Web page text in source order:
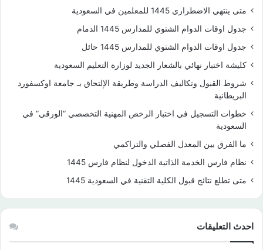
متى ينتهي الاضطراري 1445 للمعلمين في السعودية
جدول اوقات الدوام الشتوي للمدارس 1445 الدمام
جدول اوقات الدوام الشتوي للمدارس 1445 حائل
كليشة اختبار نهائي بالشعار الجديد لوزارة التعليم السعودية
شروط القبول وتكاليف الدراسة وطريقة الإلتحاق بـ جامعة اوكسفورد
البريطانية
خطوات التسجيل في اختبار الرخص المهنية التخصصي “الورقي” في
السعودية
ما الفرق بين المعدل الفصلي والتراكمي
نظام فارس الخدمة الذاتية الدخول لنظام فارس 1445
متى تطلع نتائج قبول الكلية التقنية في السعودية 1445
احدث التعليقات